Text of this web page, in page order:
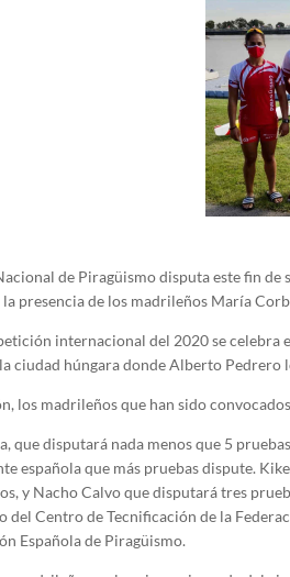
de Piragüismo disputa este fin de
presencia de los madrileños María
internacional del 2020 se celebra
ciudad húngara donde Alberto
los madrileños que han sido
que disputará nada menos que 5
española que más pruebas dispute.
y Nacho Calvo que disputará tres
del Centro de Tecnificación de la
Española de Piragüismo.